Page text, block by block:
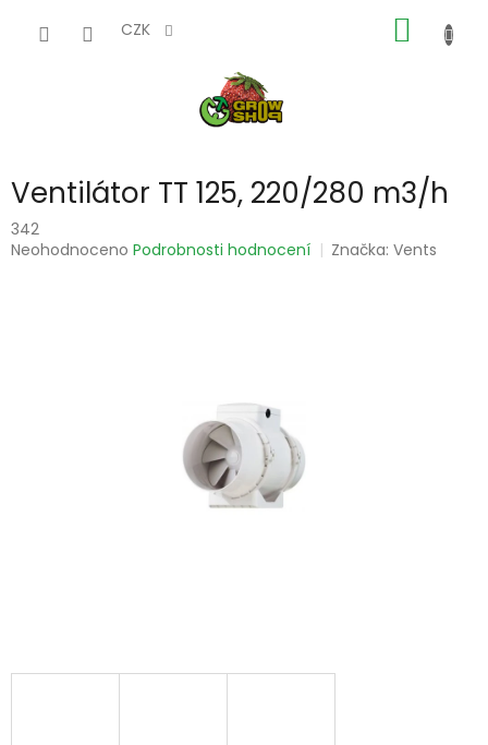
CZK
KOŠÍK
Ventilátor TT 125, 220/280 m3/h
342
Průměrné
Neohodnoceno Podrobnosti hodnocení Značka:Vents